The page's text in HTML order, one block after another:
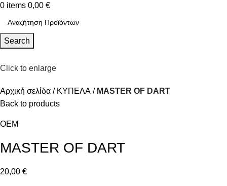
0 items 0,00 €
Search
Click to enlarge
Αρχική σελίδα ΚΥΠΕΛΑ
MASTER OF DART
Back to products
OEM
MASTER OF DART
20,00 €